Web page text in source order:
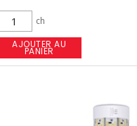
ch
AJOUTER AU
PANIER